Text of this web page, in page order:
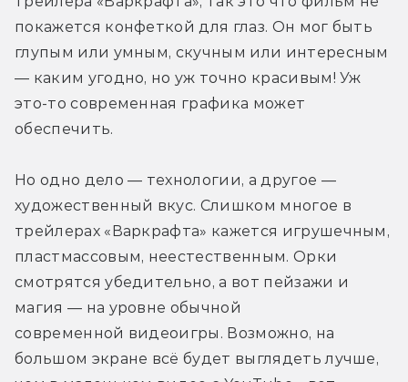
покажется конфеткой для глаз. Он мог быть
глупым или умным, скучным или интересным
— каким угодно, но уж точно красивым! Уж
это-то современная графика может
обеспечить.
Но одно дело — технологии, а другое —
художественный вкус. Слишком многое в
трейлерах «Варкрафта» кажется игрушечным,
пластмассовым, неестественным. Орки
смотрятся убедительно, а вот пейзажи и
магия — на уровне обычной
современной видеоигры. Возможно, на
большом экране всё будет выглядеть лучше,